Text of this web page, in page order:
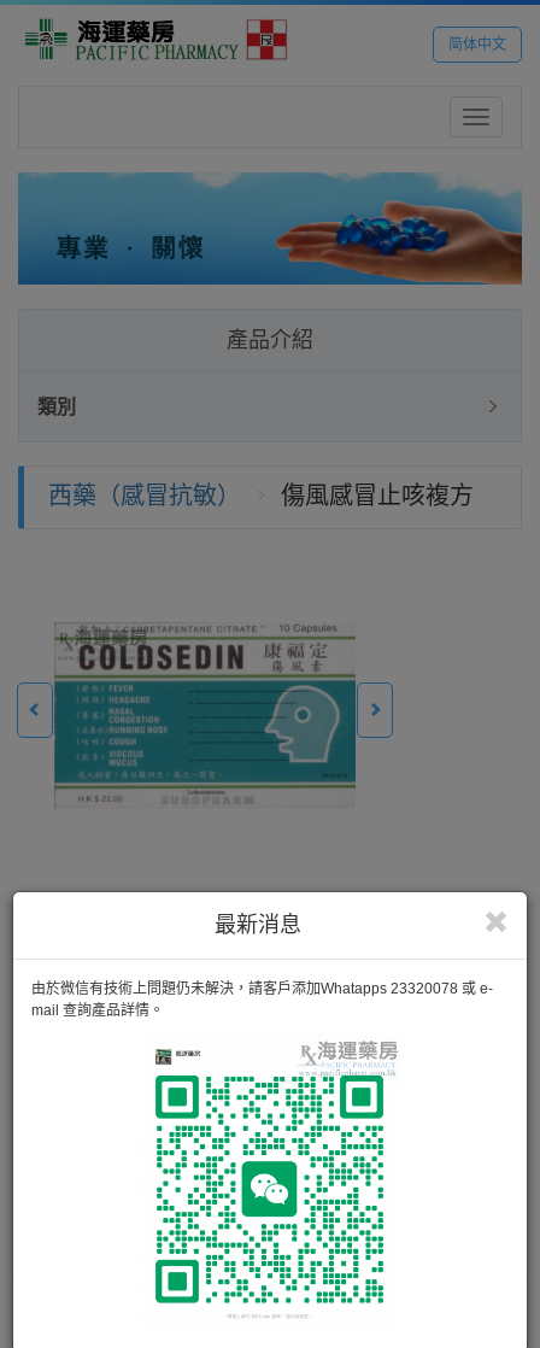
简体中文
Toggle
最新消息
由於微信有技術上問題仍未解決，請客戶添加Whatapps 23320078 或 e-
mail 查詢產品詳情。
產品介紹
類別
西藥（感冒抗敏） 傷風感冒止咳複方
康福定 COLDSEDIN CAP